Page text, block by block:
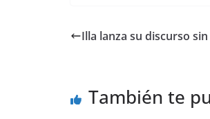
Illa lanza su discurso
También te